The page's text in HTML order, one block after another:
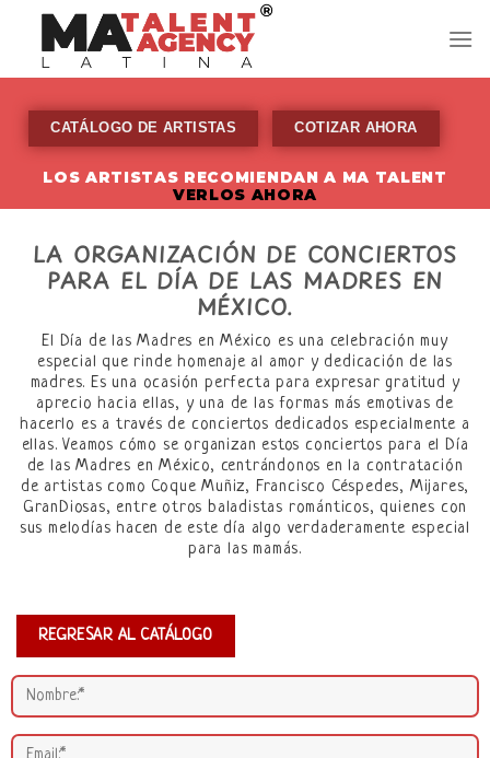
content
CATÁLOGO DE ARTISTAS COTIZAR AHORA
LOS ARTISTAS RECOMIENDAN A MA TALENT
VERLOS AHORA
LA ORGANIZACIÓN DE CONCIERTOS
PARA EL DÍA DE LAS MADRES EN
MÉXICO.
El Día de las Madres en México es una celebración muy
especial que rinde homenaje al amor y dedicación de las
madres. Es una ocasión perfecta para expresar gratitud y
aprecio hacia ellas, y una de las formas más emotivas de
hacerlo es a través de conciertos dedicados especialmente a
ellas. Veamos cómo se organizan estos conciertos para el Día
de las Madres en México, centrándonos en la contratación
de artistas como Coque Muñiz, Francisco Céspedes, Mijares,
GranDiosas, entre otros baladistas románticos, quienes con
sus melodías hacen de este día algo verdaderamente especial
para las mamás.
REGRESAR AL CATÁLOGO